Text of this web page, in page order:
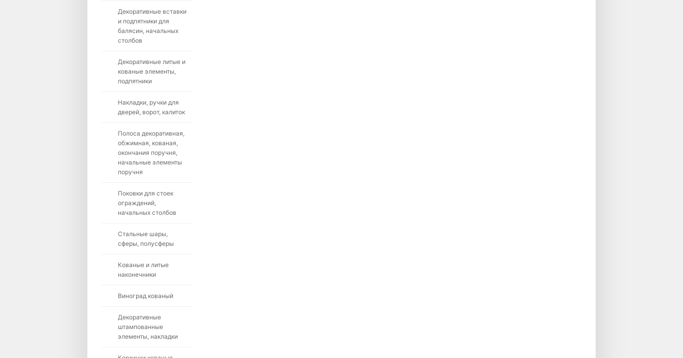
Декоративные вставки
и подпятники для
балясин, начальных
столбов
Декоративные литые и
кованые элементы,
подпятники
Накладки, ручки для
дверей, ворот, калиток
Полоса декоративная,
обжимная, кованая,
окончания поручня,
начальные элементы
поручня
Поковки для стоек
ограждений,
начальных столбов
Стальные шары,
сферы, полусферы
Кованые и литые
наконечники
Виноград кованый
Декоративные
штампованные
элементы, накладки